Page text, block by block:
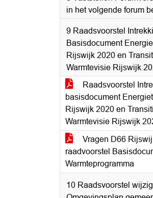
in het volgende forum
9 Raadsvoorstel
Basisdocument
Rijswijk 2020 en
Warmtevisie Rijswijk
Raadsvoorstel
basisdocument
Rijswijk 2020 en
Warmtevisie Rijswijk
Vragen D66
raadvoorstel
Warmteprogramma
10 Raadsvoorstel